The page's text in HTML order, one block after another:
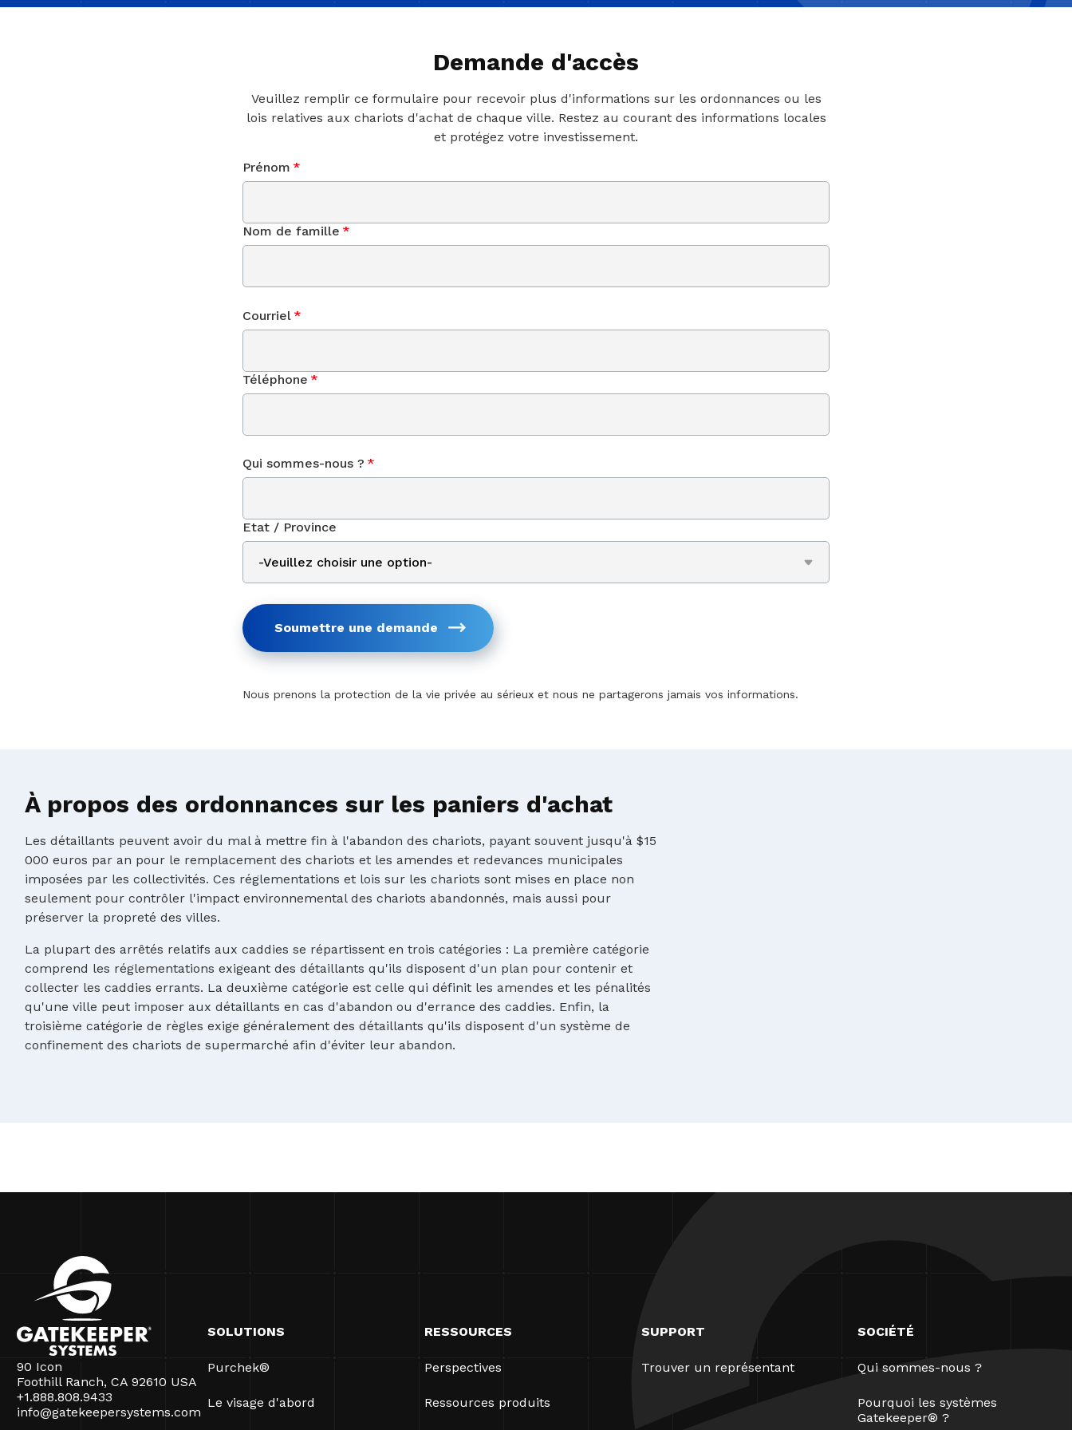
Demande d'accès
Veuillez remplir ce formulaire pour recevoir plus d'informations sur les ordonnances ou les
lois relatives aux chariots d'achat de chaque ville. Restez au courant des informations locales
et protégez votre investissement.
Prénom *
Nom de famille *
Courriel *
Téléphone *
Qui sommes-nous ? *
Etat / Province
Soumettre une demande
Nous prenons la protection de la vie privée au sérieux et nous ne partagerons jamais vos informations.
À propos des ordonnances sur les paniers d'achat
Les détaillants peuvent avoir du mal à mettre fin à l'abandon des chariots, payant souvent jusqu'à $15
000 euros par an pour le remplacement des chariots et les amendes et redevances municipales
imposées par les collectivités. Ces réglementations et lois sur les chariots sont mises en place non
seulement pour contrôler l'impact environnemental des chariots abandonnés, mais aussi pour
préserver la propreté des villes.
La plupart des arrêtés relatifs aux caddies se répartissent en trois catégories : La première catégorie
comprend les réglementations exigeant des détaillants qu'ils disposent d'un plan pour contenir et
collecter les caddies errants. La deuxième catégorie est celle qui définit les amendes et les pénalités
qu'une ville peut imposer aux détaillants en cas d'abandon ou d'errance des caddies. Enfin, la
troisième catégorie de règles exige généralement des détaillants qu'ils disposent d'un système de
confinement des chariots de supermarché afin d'éviter leur abandon.
90 Icon
Foothill Ranch, CA 92610 USA
+1.888.808.9433
info@gatekeepersystems.com
SOLUTIONS
Purchek®
Le visage d'abord
RESSOURCES
Perspectives
Ressources produits
SUPPORT
Trouver un représentant
SOCIÉTÉ
Qui sommes-nous ?
Pourquoi les systèmes
Gatekeeper® ?